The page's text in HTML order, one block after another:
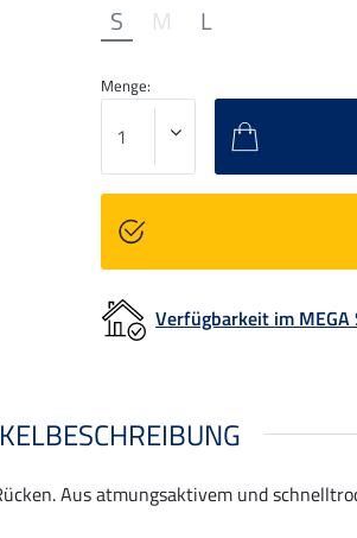
S M L
Menge:
Verfügbarkeit im MEGA
Aus atmungsaktivem und